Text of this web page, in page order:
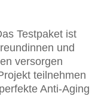
Testpaket ist
und
versorgen
teilnehmen
Anti-Aging